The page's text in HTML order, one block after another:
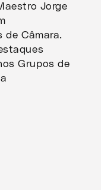
Jorge
de Câmara.
Grupos de